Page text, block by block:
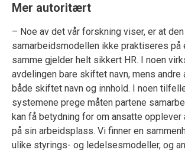
Mer autoritært
– Noe av det vår forskning viser, er at
samarbeidsmodellen ikke praktiseres på
samme gjelder helt sikkert HR. I noen
avdelingen bare skiftet navn, mens andre
både skiftet navn og innhold. I noen
systemene prege måten partene
kan få betydning for om ansatte opplever
på sin arbeidsplass. Vi finner en
ulike styrings- og ledelsesmodeller, og